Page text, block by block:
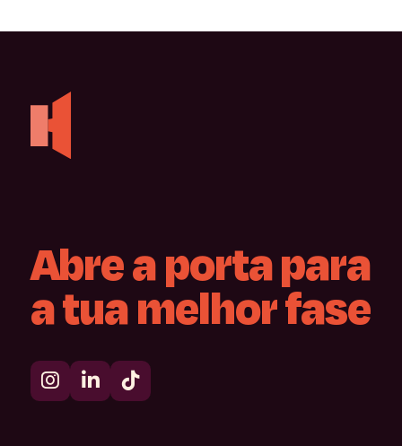
Abreaportapara
atuamelhorfase